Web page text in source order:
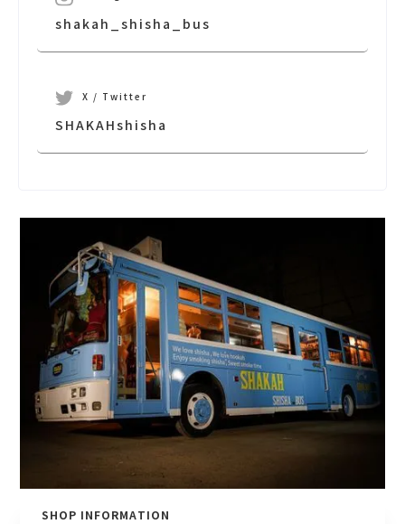
shakah_shisha_bus
X / Twitter
SHAKAHshisha
SHOP INFORMATION